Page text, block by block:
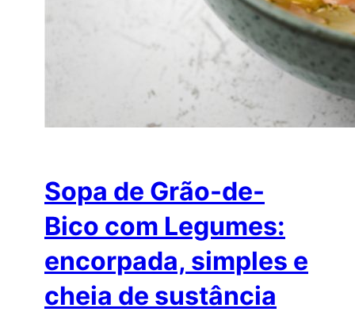
Sopa de Grão-de-
Bico com Legumes:
encorpada, simples e
cheia de sustância